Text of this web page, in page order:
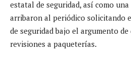
estatal de seguridad, así como una
arribaron al periódico solicitando
de seguridad bajo el argumento
revisiones a paqueterías.